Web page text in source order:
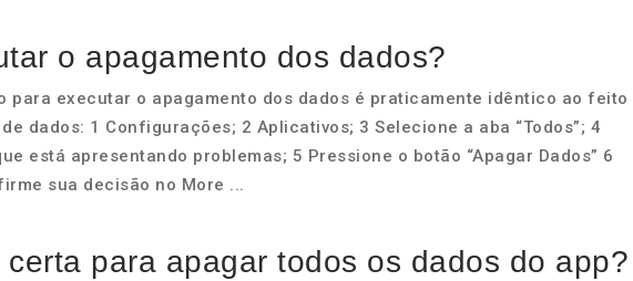
o apagamento dos dados?
para executar o apagamento dos dados é praticamente idêntico ao feito
dados: 1 Configurações; 2 Aplicativos; 3 Selecione a aba “Todos”; 4
está apresentando problemas; 5 Pressione o botão “Apagar Dados” 6
sua decisão no More ...
para apagar todos os dados do app?